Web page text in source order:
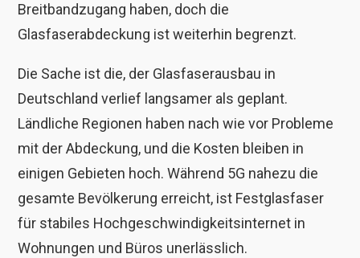
Breitbandzugang haben, doch die
Glasfaserabdeckung ist weiterhin begrenzt.
Die Sache ist die, der Glasfaserausbau in
Deutschland verlief langsamer als geplant.
Ländliche Regionen haben nach wie vor Probleme
mit der Abdeckung, und die Kosten bleiben in
einigen Gebieten hoch. Während 5G nahezu die
gesamte Bevölkerung erreicht, ist Festglasfaser
für stabiles Hochgeschwindigkeitsinternet in
Wohnungen und Büros unerlässlich.